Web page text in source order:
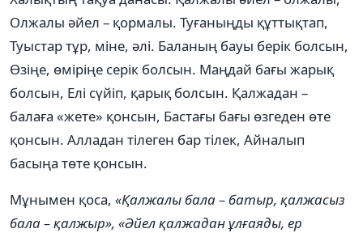
Олжалы әйел – қормалы. Туғаныңды құттықтап,
Туыстар тұр, міне, әлі. Баланың бауы берік болсын,
Өзіңе, өміріңе серік болсын. Маңдай бағы жарық
болсын, Елі сүйіп, қарық болсын. Қалжадан –
балаға «жете» қонсын, Бастағы бағы өзгеден өте
қонсын. Алладан тілеген бар тілек, Айналып
басыңа төте қонсын.
Мұнымен қоса, «Қалжалы бала–батыр, қалжасыз
бала – қалжыр», «Әйел қалжадан ұлғаяды, ер